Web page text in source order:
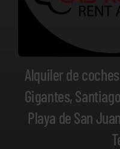
Alquiler de
Gigantes,
Playa de San